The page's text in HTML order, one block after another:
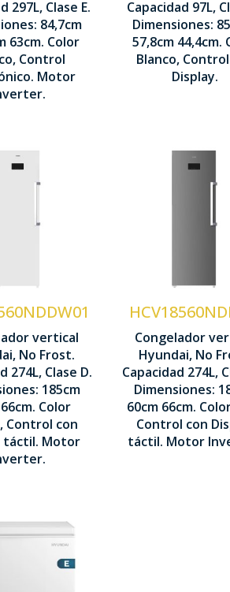
297L, Clase E.
84,7cm
63cm. Color
Control
Motor
LED
x 1114 x
mm
Capacidad 97L,
Dimensiones:
57,8cm 44,4cm.
Blanco,
Display.
Control
Display
táctil
vertical
No Frost.
274L, Clase D.
185cm
Color
Control con
táctil. Motor
Air
1850 x 600 x
660 mm
Congelador
Hyundai, No
Capacidad 274L,
Dimensiones:
60cm 66cm.
Control con
táctil. Motor
Flow
Interior
Metal
Cooling
Motor
Inverter